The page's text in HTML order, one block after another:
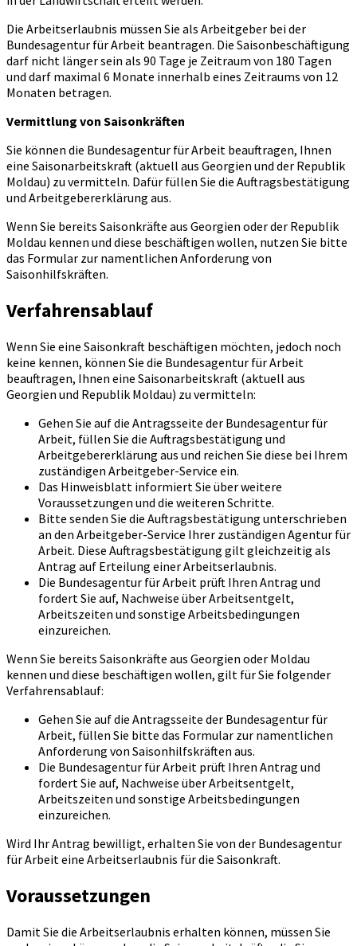
Die Arbeitserlaubnis müssen Sie als Arbeitgeber bei der
Bundesagentur für Arbeit beantragen. Die Saisonbeschäftigung
darf nicht länger sein als 90 Tage je Zeitraum von 180 Tagen
und darf maximal 6 Monate innerhalb eines Zeitraums von 12
Monaten betragen.
Vermittlung von Saisonkräften
Sie können die Bundesagentur für Arbeit beauftragen, Ihnen
eine Saisonarbeitskraft (aktuell aus Georgien und der Republik
Moldau) zu vermitteln. Dafür füllen Sie die Auftragsbestätigung
und Arbeitgebererklärung aus.
Wenn Sie bereits Saisonkräfte aus Georgien oder der Republik
Moldau kennen und diese beschäftigen wollen, nutzen Sie bitte
das Formular zur namentlichen Anforderung von
Saisonhilfskräften.
Verfahrensablauf
Wenn Sie eine Saisonkraft beschäftigen möchten, jedoch noch
keine kennen, können Sie die Bundesagentur für Arbeit
beauftragen, Ihnen eine Saisonarbeitskraft (aktuell aus
Georgien und Republik Moldau) zu vermitteln:
Gehen Sie auf die Antragsseite der Bundesagentur für
Arbeit, füllen Sie die Auftragsbestätigung und
Arbeitgebererklärung aus und reichen Sie diese bei Ihrem
zuständigen Arbeitgeber-Service ein.
Das Hinweisblatt informiert Sie über weitere
Voraussetzungen und die weiteren Schritte.
Bitte senden Sie die Auftragsbestätigung unterschrieben
an den Arbeitgeber-Service Ihrer zuständigen Agentur für
Arbeit. Diese Auftragsbestätigung gilt gleichzeitig als
Antrag auf Erteilung einer Arbeitserlaubnis.
Die Bundesagentur für Arbeit prüft Ihren Antrag und
fordert Sie auf, Nachweise über Arbeitsentgelt,
Arbeitszeiten und sonstige Arbeitsbedingungen
einzureichen.
Wenn Sie bereits Saisonkräfte aus Georgien oder Moldau
kennen und diese beschäftigen wollen, gilt für Sie folgender
Verfahrensablauf:
Gehen Sie auf die Antragsseite der Bundesagentur für
Arbeit, füllen Sie bitte das Formular zur namentlichen
Anforderung von Saisonhilfskräften aus.
Die Bundesagentur für Arbeit prüft Ihren Antrag und
fordert Sie auf, Nachweise über Arbeitsentgelt,
Arbeitszeiten und sonstige Arbeitsbedingungen
einzureichen.
Wird Ihr Antrag bewilligt, erhalten Sie von der Bundesagentur
für Arbeit eine Arbeitserlaubnis für die Saisonkraft.
Voraussetzungen
Damit Sie die Arbeitserlaubnis erhalten können, müssen Sie